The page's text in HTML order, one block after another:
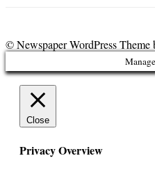
© Newspaper WordPress
Close
Privacy Overview